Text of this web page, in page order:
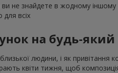
не знайдете в жодному
всіх
на будь-
людини, і як привітання
квіти тижня, щоб